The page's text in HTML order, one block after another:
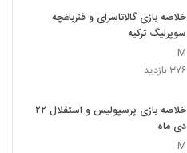
خلاصه بازی گالاتاسرای و فنرباغچه
سوپرلیگ ترکیه
M
۳۷۶ بازدید
خلاصه بازی پرسپولیس و استقلال ۲۲
دی ماه
M